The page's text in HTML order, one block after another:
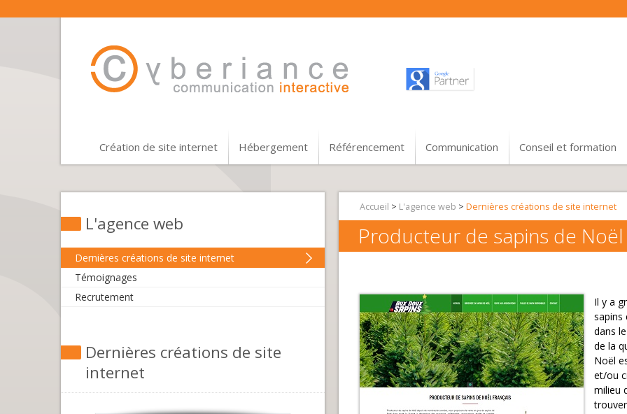
Création de site internet Hébergement Référencement Communication Conseil et formation
L'agence web
Dernières créations de site internet
Témoignages
Recrutement
Dernières créations de site
internet
Accueil > L'agence web > Dernières créations de site internet
Producteur de sapins de
Il y a
sapins
dans
de la
Noël
et/ou
milieu